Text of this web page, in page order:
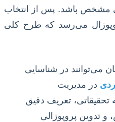
مشخص باشد. پس از انتخاب
می‌رسد که طرح کلی
می‌توانند در شناسایی
در مدیریت
تحقیقاتی، تعریف دقیق
تدوین پروپوزالی